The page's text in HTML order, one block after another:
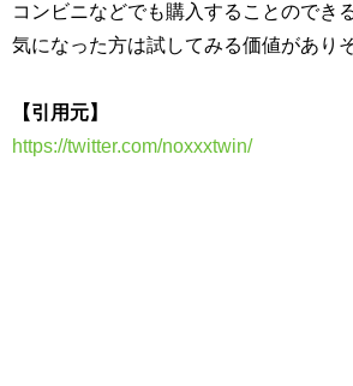
コンビニなどでも購入することのでき
気になった方は試してみる価値があり
【引用元】
https://twitter.com/noxxxtwin/